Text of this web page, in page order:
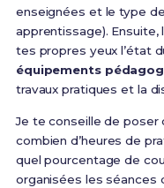
enseignées et le type
apprentissage). Ensuite,
tes propres yeux l’état
équipements
travaux pratiques et la
Je te conseille de
combien d’heures de
quel pourcentage de
organisées les séances